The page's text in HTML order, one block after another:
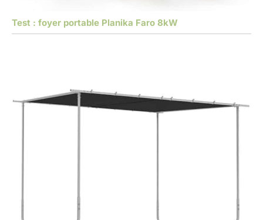
Test : foyer portable Planika Faro 8kW